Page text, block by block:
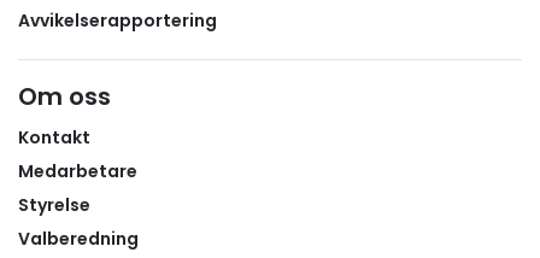
Avvikelserapportering
Om oss
Kontakt
Medarbetare
Styrelse
Valberedning